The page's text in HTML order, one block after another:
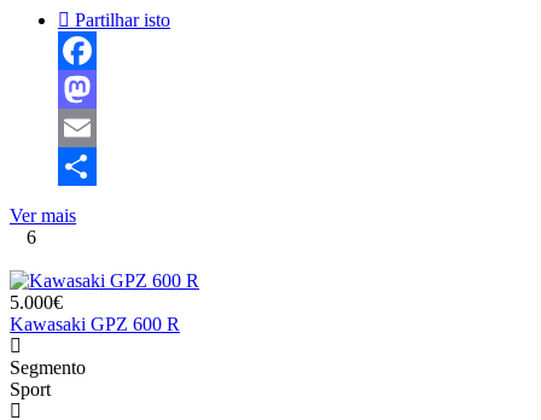
Partilhar isto
Facebook
Mastodon
Email
Share
Ver mais
6
5.000€
Kawasaki GPZ 600 R
Segmento
Sport